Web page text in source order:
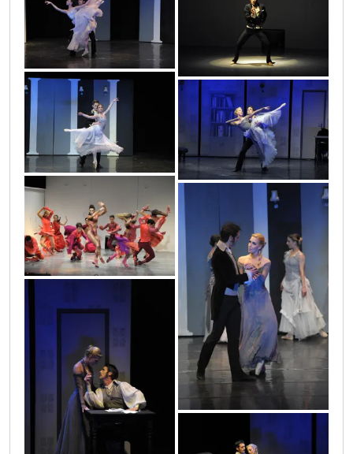
puskin_11 proces_38
puskin_2 puskin_3
proces_39
puskin_1
puskin_4